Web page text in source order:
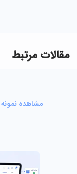
مقالات مرتبط
مشاهده